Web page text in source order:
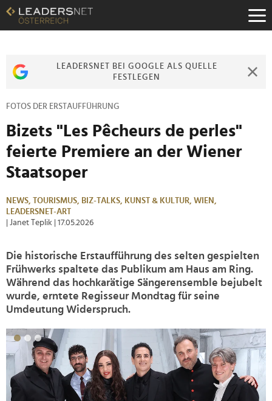
Zum
Inhalt
Zur
Zur
LEADERSNET BEI GOOGLE ALS QUELLE
FESTLEGEN
FOTOS DER ERSTAUFFÜHRUNG
Bizets "Les Pêcheurs de perles"
feierte Premiere an der Wiener
Staatsoper
NEWS, TOURISMUS, BIZ-TALKS, KUNST & KULTUR, WIEN,
LEADERSNET-ART
| Janet Teplik
| 17.05.2026
Die historische Erstaufführung des selten gespielten
Frühwerks spaltete das Publikum am Haus am Ring.
Während das hochkarätige Sängerensemble bejubelt
wurde, erntete Regisseur Mondtag für seine
Umdeutung Widerspruch.
>